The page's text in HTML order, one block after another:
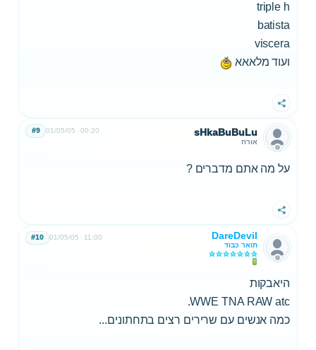
triple h
batista
viscera
ועוד מלאאא
שתף
sHkaBuBuLu
אורח
01/05/05 00:20
#9
על מה אתם מדברים ?
שתף
DareDevil
תואר כבוד
01/05/05 11:00
#10
היאבקות
WWE TNA RAW atc.
כמה אנשים עם שרירים רצים בתחתונים...